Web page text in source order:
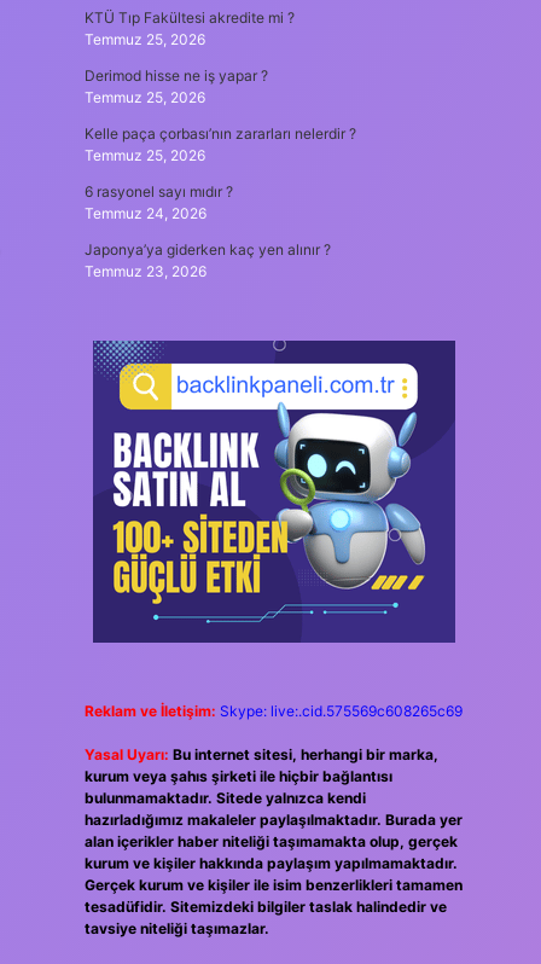
KTÜ Tıp Fakültesi akredite mi ?
Temmuz 25, 2026
Derimod hisse ne iş yapar ?
Temmuz 25, 2026
Kelle paça çorbası’nın zararları nelerdir ?
Temmuz 25, 2026
6 rasyonel sayı mıdır ?
Temmuz 24, 2026
Japonya’ya giderken kaç yen alınır ?
Temmuz 23, 2026
Reklam ve İletişim: Skype: live:.cid.575569c608265c69
Yasal Uyarı: Bu internet sitesi, herhangi bir marka,
kurum veya şahıs şirketi ile hiçbir bağlantısı
bulunmamaktadır. Sitede yalnızca kendi
hazırladığımız makaleler paylaşılmaktadır. Burada yer
alan içerikler haber niteliği taşımamakta olup, gerçek
kurum ve kişiler hakkında paylaşım yapılmamaktadır.
Gerçek kurum ve kişiler ile isim benzerlikleri tamamen
tesadüfidir. Sitemizdeki bilgiler taslak halindedir ve
tavsiye niteliği taşımazlar.